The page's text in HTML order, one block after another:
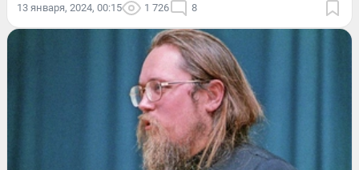
13 января, 2024, 00:15 1 726 8